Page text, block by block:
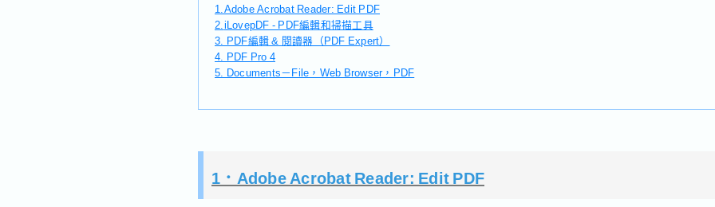
1.Adobe Acrobat Reader: Edit PDF
2.iLovepDF - PDF編輯和掃描工具
3. PDF編輯 & 閱讀器（PDF Expert）
4. PDF Pro 4
5. Documents－File，Web Browser，PDF
1．Adobe Acrobat Reader: Edit PDF